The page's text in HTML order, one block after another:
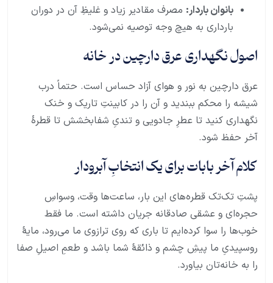
بانوان باردار: مصرف مقادیر زیاد و غلیظِ آن در دوران
بارداری به هیچ وجه توصیه نمی‌شود.
اصول نگهداری عرق دارچین در خانه
عرق دارچین به نور و هوای آزاد حساس است. حتماً درب
شیشه را محکم ببندید و آن را در کابینتِ تاریک و خنک
نگهداری کنید تا عطرِ جادویی و تندیِ شفابخشش تا قطرهٔ
آخر حفظ شود.
کلام آخر بابات برای یک انتخابِ آبرودار
پشتِ تک‌تک قطره‌های این بار، ساعت‌ها وقت، وسواسِ
حجره‌ای و عشقی صادقانه جریان داشته است. ما فقط
خوب‌ها را سوا کرده‌ایم تا باری که روی ترازوی ما می‌رود، مایهٔ
روسپیدیِ ما پیشِ چشم و ذائقهٔ شما باشد و طعمِ اصیلِ صفا
را به خانه‌تان بیاورد.